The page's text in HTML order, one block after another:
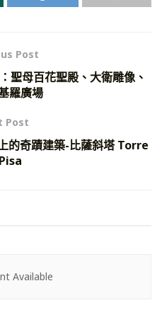
Post
聖母百花聖殿、大衛雕像、
羅廣場
Post
的奇蹟建築-比薩斜塔 Torre
Available